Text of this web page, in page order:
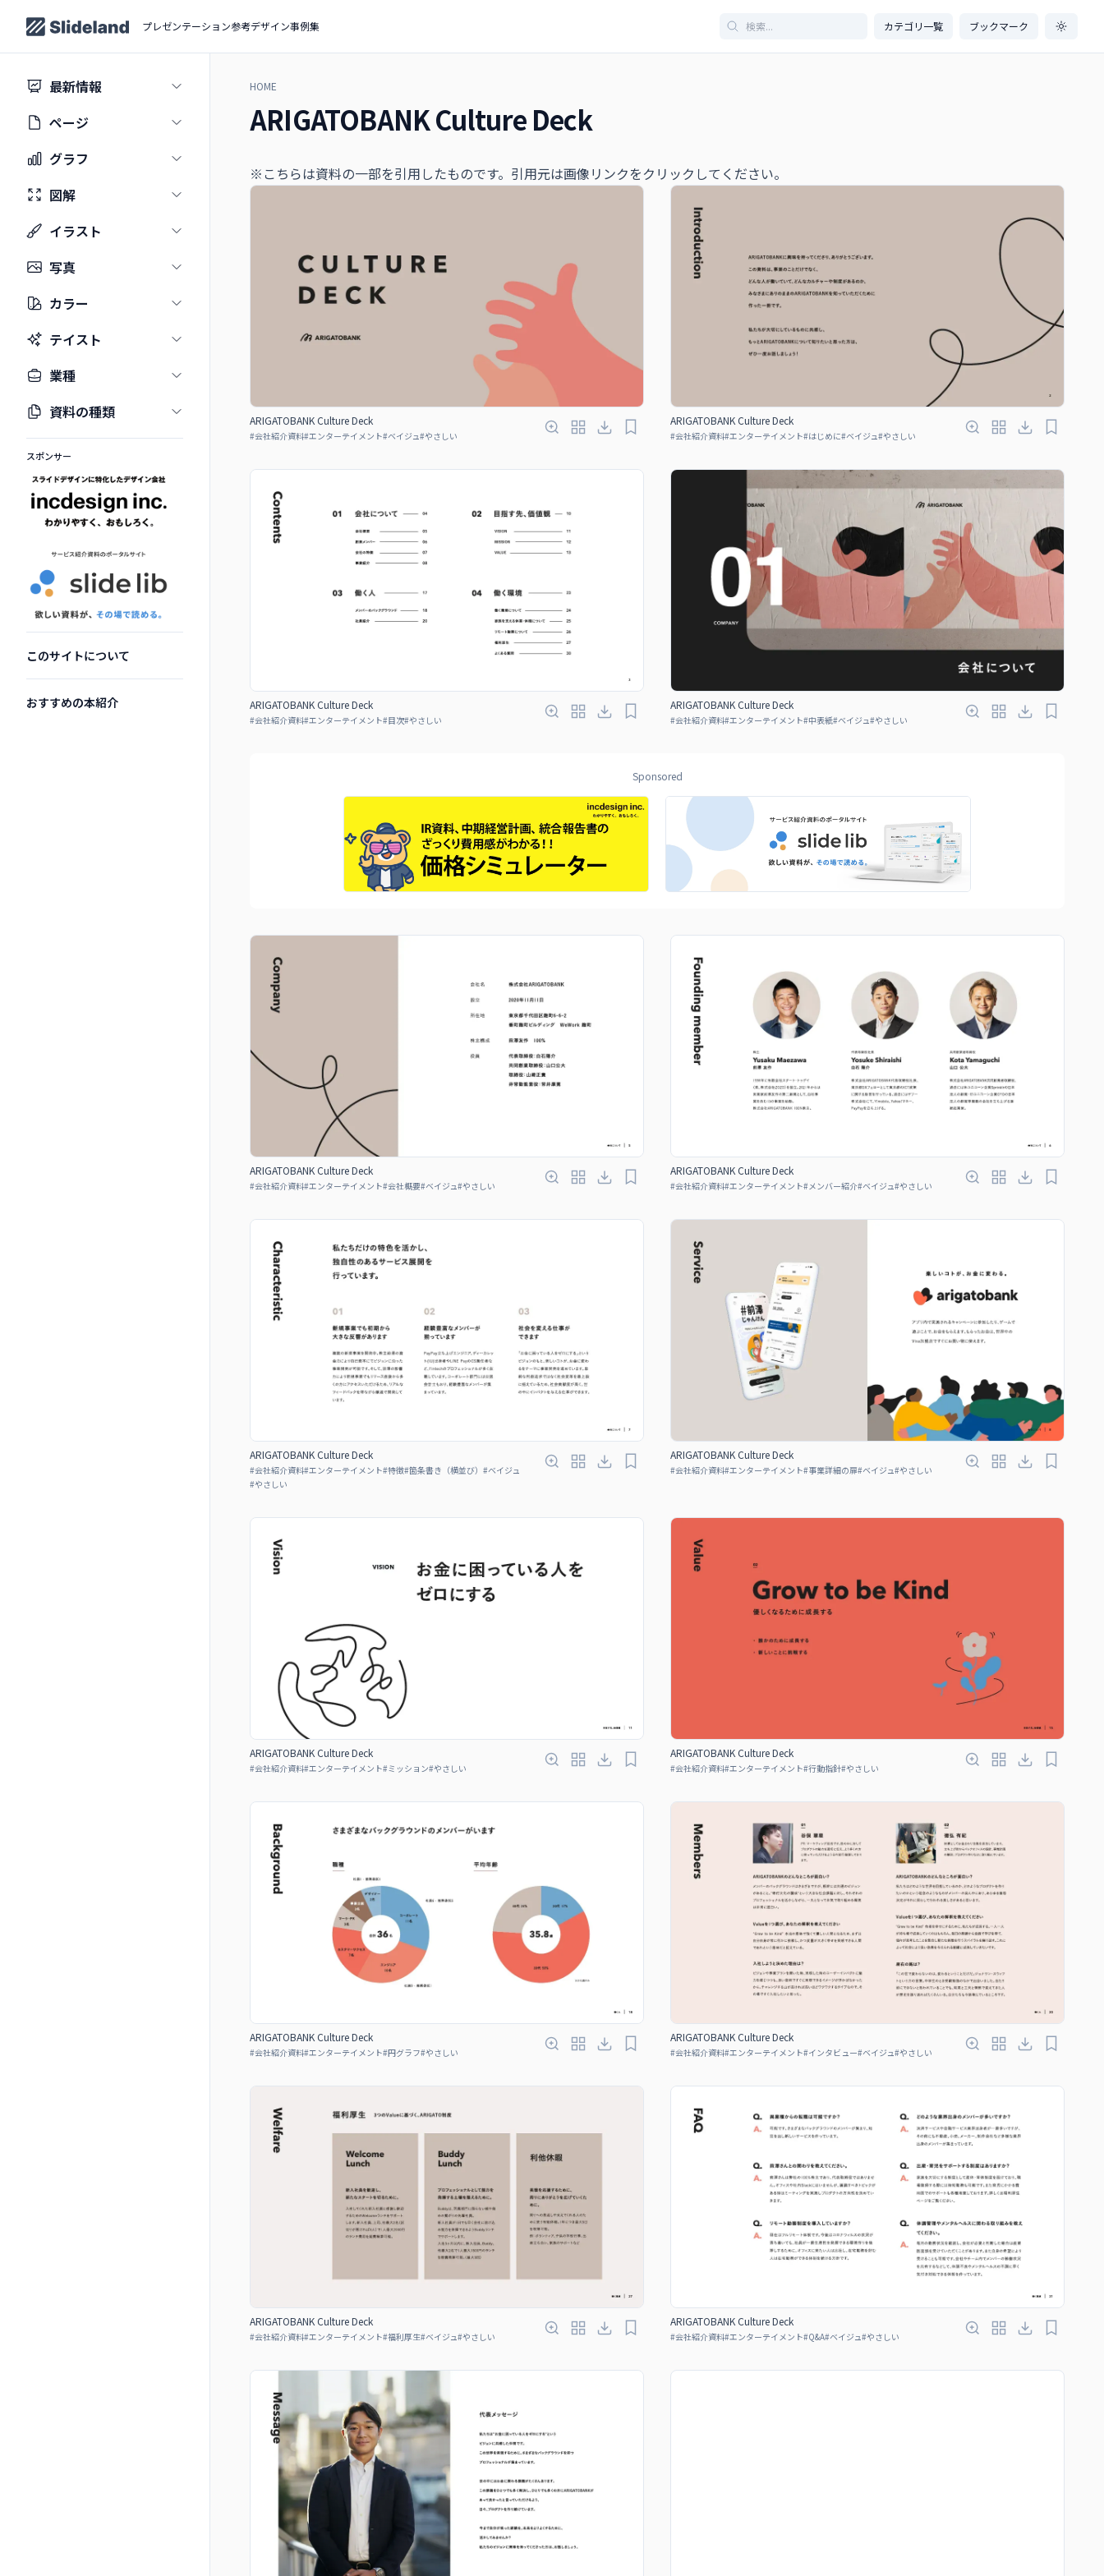
プレゼンテーション参考デザイン事例集 カテゴリ一覧 ブックマーク
最新情報
ページ
グラフ
図解
イラスト
写真
カラー
テイスト
業種
資料の種類
スポンサー
このサイトについて
おすすめの本紹介
HOME
ARIGATOBANK Culture Deck
※こちらは資料の一部を引用したものです。引用元は画像リンクをクリックしてください。
ARIGATOBANK Culture Deck
#会社紹介資料#エンターテイメント#ベイジュ#やさしい
ARIGATOBANK Culture Deck
#会社紹介資料#エンターテイメント#はじめに#ベイジュ#やさしい
ARIGATOBANK Culture Deck
#会社紹介資料#エンターテイメント#目次#やさしい
ARIGATOBANK Culture Deck
#会社紹介資料#エンターテイメント#中表紙#ベイジュ#やさしい
Sponsored
ARIGATOBANK Culture Deck
#会社紹介資料#エンターテイメント#会社概要#ベイジュ#やさしい
ARIGATOBANK Culture Deck
#会社紹介資料#エンターテイメント#メンバー紹介#ベイジュ#やさしい
ARIGATOBANK Culture Deck
#会社紹介資料#エンターテイメント#特徴#箇条書き（横並び） #ベイジュ
#やさしい
ARIGATOBANK Culture Deck
#会社紹介資料#エンターテイメント#事業詳細の扉#ベイジュ#やさしい
ARIGATOBANK Culture Deck
#会社紹介資料#エンターテイメント#ミッション#やさしい
ARIGATOBANK Culture Deck
#会社紹介資料#エンターテイメント#行動指針#やさしい
ARIGATOBANK Culture Deck
#会社紹介資料#エンターテイメント#円グラフ#やさしい
ARIGATOBANK Culture Deck
#会社紹介資料#エンターテイメント#インタビュー#ベイジュ#やさしい
ARIGATOBANK Culture Deck
#会社紹介資料#エンターテイメント#福利厚生#ベイジュ#やさしい
ARIGATOBANK Culture Deck
#会社紹介資料#エンターテイメント#Q&A#ベイジュ#やさしい